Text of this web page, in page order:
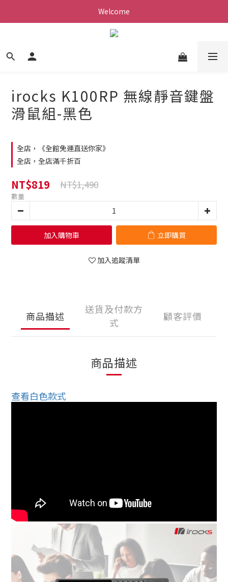
Welcome
irocks K100RP 無線靜音鍵盤
滑鼠組-黑色
全店，《全館免運直送你家》
全店，全店滿千折百
NT$819 NT$1,490
數量
加入購物車 立即購買
加入追蹤清單
商品描述
送貨及付款方
式
顧客評價
商品描述
查看白色款式